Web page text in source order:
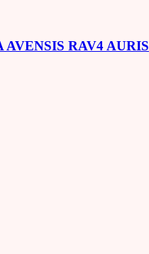
RAV4 AURIS